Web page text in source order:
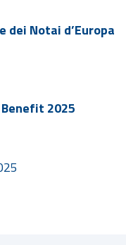
dei Notai d’Europa
2025